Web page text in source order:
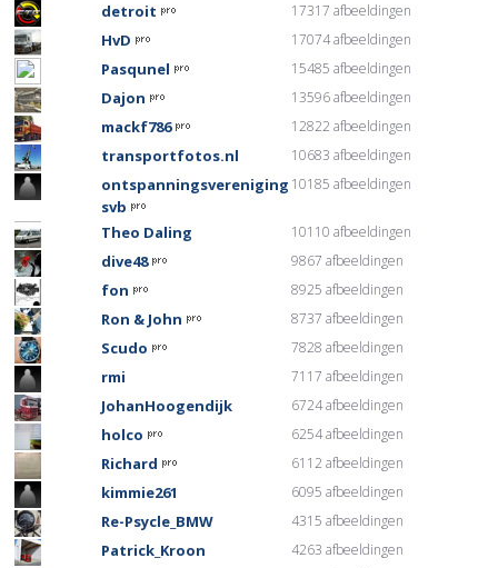
detroit 17317 afbeeldingen
HvD 17074 afbeeldingen
Pasqunel 15485 afbeeldingen
Dajon 13596 afbeeldingen
mackf786 12822 afbeeldingen
transportfotos.nl 10683 afbeeldingen
ontspanningsvereniging
svb
10185 afbeeldingen
Theo Daling 10110 afbeeldingen
dive48 9867 afbeeldingen
fon 8925 afbeeldingen
Ron & John 8737 afbeeldingen
Scudo 7828 afbeeldingen
rmi 7117 afbeeldingen
JohanHoogendijk 6724 afbeeldingen
holco 6254 afbeeldingen
Richard 6112 afbeeldingen
kimmie261 6095 afbeeldingen
Re-Psycle_BMW 4315 afbeeldingen
Patrick_Kroon 4263 afbeeldingen